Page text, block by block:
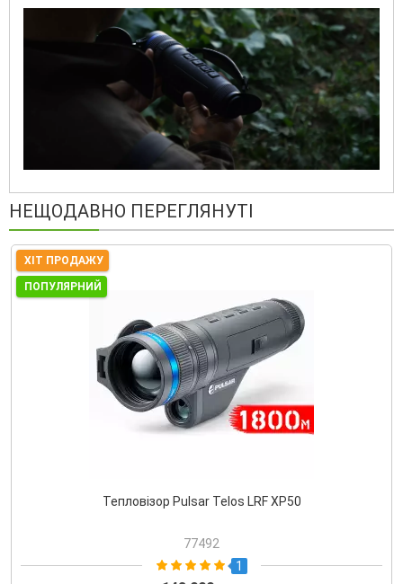
НЕЩОДАВНО ПЕРЕГЛЯНУТІ
ХІТ ПРОДАЖУ
ПОПУЛЯРНИЙ
Тепловізор Pulsar Telos LRF XP50
77492
1